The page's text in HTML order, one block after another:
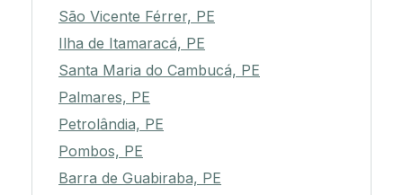
São Vicente Férrer, PE
Ilha de Itamaracá, PE
Santa Maria do Cambucá, PE
Palmares, PE
Petrolândia, PE
Pombos, PE
Barra de Guabiraba, PE